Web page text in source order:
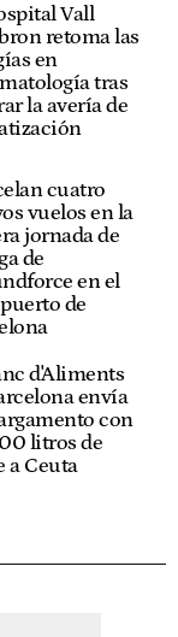
Vall
retoma las
en
tras
la avería de
cuatro
vuelos en la
jornada de
de
en el
de
d'Aliments
envía
con
litros de
a Ceuta